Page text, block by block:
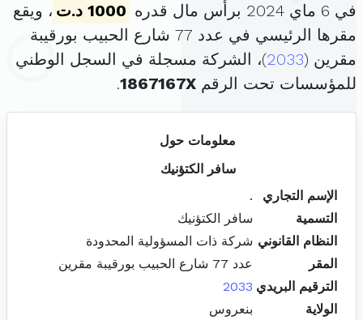
في 6 ماي 2024 برأس مال قدره
1000 د.ت
، ويقع
مقرها الرئيسي في عدد 77 شارع الحبيب بورقيبة
مقرين (2033)، الشركة مسجلة في السجل الوطني
للمؤسسات تحت الرقم 1867167X
.
معلومات حول
سافر الكتؤنيك
الإسم التجاري
.
التسمية
سافر الكتؤنيك
النظام القانوني شركة ذات المسؤولية المحدودة
المقر
عدد 77 شارع الحبيب بورقيبة مقرين
الترقيم البريدي 2033
الولاية
بنعروس